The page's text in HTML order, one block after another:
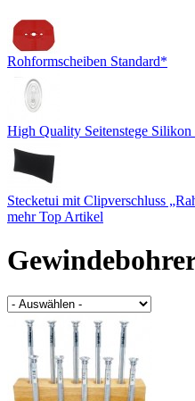
Rohformscheiben Standard*
High Quality Seitenstege Silikon
Stecketui mit Clipverschluss
mehr Top Artikel